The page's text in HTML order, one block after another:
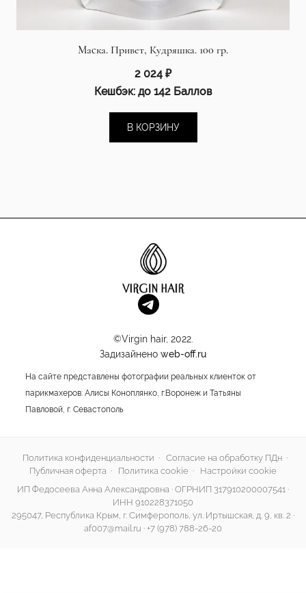
Маска. Привет, Кудряшка. 100 гр.
2 024 ₽
Кешбэк: до 142 Баллов
В КОРЗИНУ
©Virgin hair, 2022.
Задизайнено web-off.ru
На сайте представлены фотографии реальных клиенток от
парикмахеров: Алисы Коноплянко, г.Воронеж и Татьяны
Павловой, г. Севастополь
Политика конфиденциальности · Согласие на обработку ПДн ·
Публичная оферта · Политика cookie ·
Настройки cookie
ИП Федосеева Анна Александровна · ОГРНИП 317910200007541 ·
ИНН 910228371050
295047, Республика Крым, г. Симферополь, ул. Иртышская, д. 9, кв. 2 ·
af007@mail.ru · +7 (978) 788-26-20